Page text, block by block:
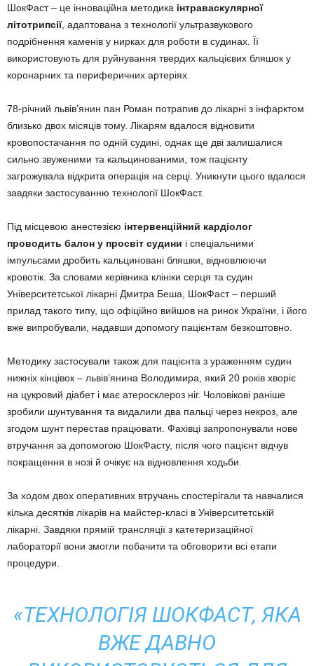
ШокФаст – це інноваційна методика інтраваскулярної
літотрипсії, адаптована з технології ультразвукового
подрібнення каменів у нирках для роботи в судинах. Її
використовують для руйнування твердих кальцієвих бляшок у
коронарних та периферичних артеріях.
78-річний львів’янин пан Роман потрапив до лікарні з інфарктом
близько двох місяців тому. Лікарям вдалося відновити
кровопостачання по одній судині, однак ще дві залишалися
сильно звуженими та кальцинованими, тож пацієнту
загрожувала відкрита операція на серці. Уникнути цього вдалося
завдяки застосуванню технології ШокФаст.
Під місцевою анестезією інтервенційний кардіолог
проводить балон у просвіт судини і спеціальними
імпульсами дробить кальциновані бляшки, відновлюючи
кровотік. За словами керівника клініки серця та судин
Університетської лікарні Дмитра Беша, ШокФаст – перший
прилад такого типу, що офіційно вийшов на ринок України, і його
вже випробували, надавши допомогу пацієнтам безкоштовно.
Методику застосували також для пацієнта з ураженням судин
нижніх кінцівок – львів’янина Володимира, який 20 років хворіє
на цукровий діабет і має атеросклероз ніг. Чоловікові раніше
зробили шунтування та видалили два пальці через некроз, але
згодом шунт перестав працювати. Фахівці запропонували нове
втручання за допомогою ШокФасту, після чого пацієнт відчув
покращення в нозі й очікує на відновлення ходьби.
За ходом двох оперативних втручань спостерігали та навчалися
кілька десятків лікарів на майстер-класі в Університетській
лікарні. Завдяки прямій трансляції з катетеризаційної
лабораторії вони змогли побачити та обговорити всі етапи
процедури.
«ТЕХНОЛОГІЯ ШОКФАСТ, ЯКА
ВЖЕ ДАВНО